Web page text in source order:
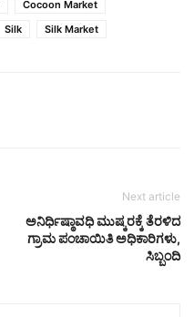
Cocoon Market
Silk Silk Market
Next article
ಅನಿರ್ಧಿಷ್ಠಾವಧಿ ಮುಷ್ಕರಕ್ಕೆ ತೆರಳಿದ
ಗ್ರಾಮ ಪಂಚಾಯಿತಿ ಅಧಿಕಾರಿಗಳು,
ಸಿಬ್ಬಂದಿ